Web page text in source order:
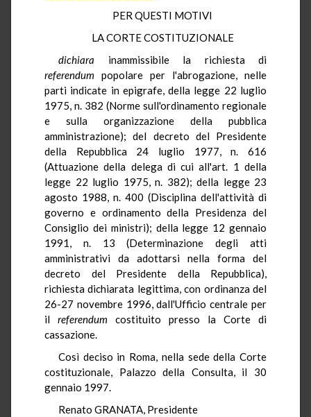
PER QUESTI MOTIVI
LA CORTE COSTITUZIONALE
dichiara inammissibile la richiesta di
referendum popolare per l'abrogazione, nelle
parti indicate in epigrafe, della legge 22 luglio
1975, n. 382 (Norme sull'ordinamento regionale
e sulla organizzazione della pubblica
amministrazione); del decreto del Presidente
della Repubblica 24 luglio 1977, n. 616
(Attuazione della delega di cui all'art. 1 della
legge 22 luglio 1975, n. 382); della legge 23
agosto 1988, n. 400 (Disciplina dell'attività di
governo e ordinamento della Presidenza del
Consiglio dei ministri); della legge 12 gennaio
1991, n. 13 (Determinazione degli atti
amministrativi da adottarsi nella forma del
decreto del Presidente della Repubblica),
richiesta dichiarata legittima, con ordinanza del
26-27 novembre 1996, dall'Ufficio centrale per
il referendum costituito presso la Corte di
cassazione.
Così deciso in Roma, nella sede della Corte
costituzionale, Palazzo della Consulta, il 30
gennaio 1997.
Renato GRANATA, Presidente